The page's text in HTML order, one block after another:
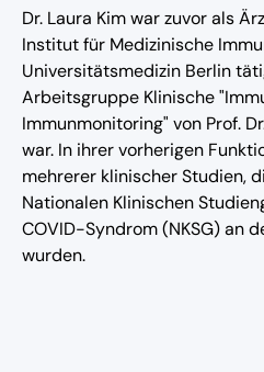
Dr. Laura Kim war zuvor als
Institut für Medizinische
Universitätsmedizin Berlin
Arbeitsgruppe Klinische
Immunmonitoring" von Prof.
war. In ihrer vorherigen
mehrerer klinischer Studien,
Nationalen Klinischen
COVID-Syndrom (NKSG) an
wurden.